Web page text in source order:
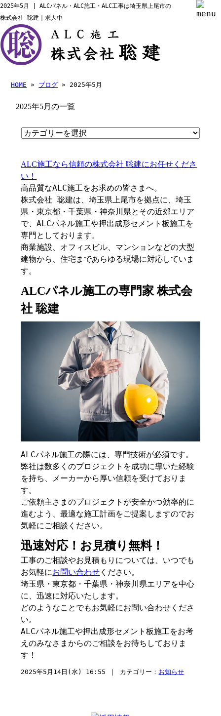
2025年5月 | ALCパネル・ALC施工・ALC工事は埼玉県上尾市の
株式会社 聡建｜求人中
HOME » ブログ » 2025年5月
2025年5月の一覧
ALC施工なら信頼の株式会社 聡建にお任せくださ
い！
高品質なALC施工をお求めの皆さまへ。
株式会社 聡建は、埼玉県上尾市を拠点に、埼玉
県・東京都・千葉県・神奈川県とその近郊エリア
で、ALCパネル施工や押出成形セメント板施工を
専門としております。
商業施設、オフィスビル、マンションなどの大型
建物から、住宅まであらゆる現場に対応していま
す。
ALCパネル施工の専門家 株式会
社 聡建
ALCパネル施工の際には、専門技術が必須です。
弊社は数多くのプロジェクトを成功に導いた経験
を持ち、メーカーから厚い信頼を受けておりま
す。
ご依頼主さまのプロジェクトが安全かつ効率的に
進むよう、最適な施工計画をご提案しますのでお
気軽にご相談ください。
迅速対応！お見積り無料！
工事のご相談やお見積もりについては、いつでも
お気軽にお問い合わせ ください。
埼玉県・東京都・千葉県・神奈川県エリアを中心
に、迅速に対応いたします。
どのようなことでもお気軽にお問い合わせくださ
い。
ALCパネル施工や押出成形セメント板施工をお考
えのみなさまからのご相談をお待ちしておりま
す！
2025年5月14日(水) 16:55 ｜ カテゴリー： お知らせ